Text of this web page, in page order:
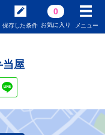
保存した条件
0
お気に入り メニュー
当屋